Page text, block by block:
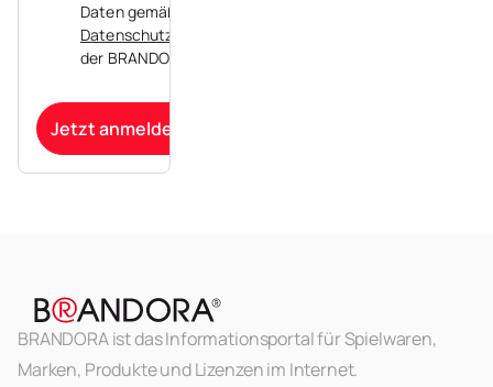
Daten gemäß der
Datenschutzerklärung
der BRANDORA zu.
Jetzt anmelden
BRANDORA ist das Informationsportal für Spielwaren,
Marken, Produkte und Lizenzen im Internet.